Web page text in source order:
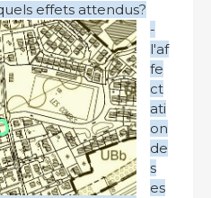
effets attendus?
-
l'af
fe
ct
ati
on
de
s
es